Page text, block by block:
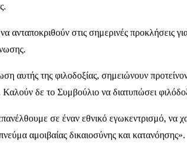
στις σημερινές προκλήσεις
της φιλοδοξίας, σημειώνουν
δε το Συμβούλιο να διατυπώσει
σε έναν εθνικό εγωκεντρισμό, να
αμοιβαίας δικαιοσύνης και κατανόησης».